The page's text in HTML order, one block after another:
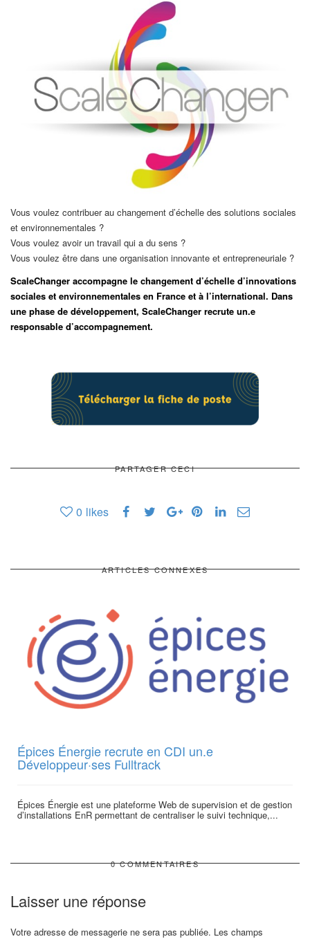
Vous voulez contribuer au changement d’échelle des solutions sociales
et environnementales ?
Vous voulez avoir un travail qui a du sens ?
Vous voulez être dans une organisation innovante et entrepreneuriale ?
ScaleChanger accompagne le changement d’échelle d’innovations
sociales et environnementales en France et à l’international. Dans
une phase de développement, ScaleChanger recrute un.e
responsable d’accompagnement.
PARTAGER CECI
0 likes
ARTICLES CONNEXES
Épices Énergie recrute en CDI un.e
Développeur·ses Fulltrack
Épices Énergie est une plateforme Web de supervision et de gestion
d’installations EnR permettant de centraliser le suivi technique,...
0 COMMENTAIRES
Laisser une réponse
Votre adresse de messagerie ne sera pas publiée. Les champs